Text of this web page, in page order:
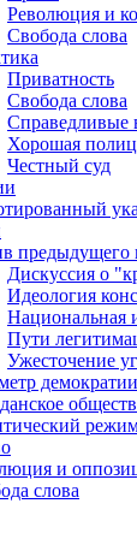
Революция и
Свобода слова
Приватность
Свобода слова
Справедливые
Хорошая
Честный суд
предыдущего
Дискуссия о
Идеология
Национальная
Пути
Ужесточение
демократии
и
слова